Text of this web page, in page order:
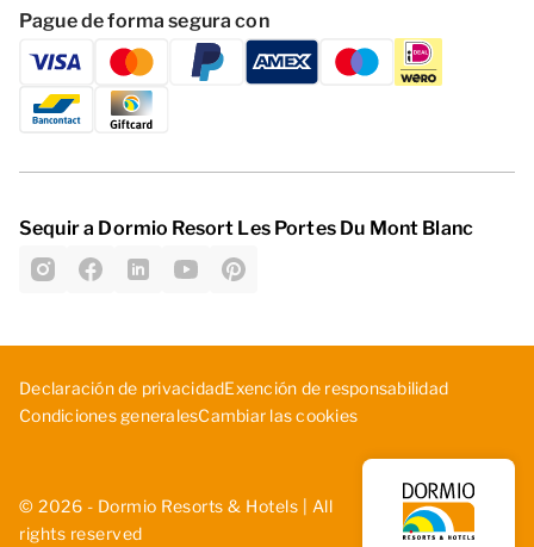
Pague de forma segura con
Sequir a Dormio Resort Les Portes Du Mont Blanc
© 2026 - Dormio Resorts & Hotels | All
rights reserved
D­ecl­ara­ció­n d­e p­riv­aci­dadExe­nci­ón ­de ­res­pon­sab­ili­dad
Con­dic­ion­es ­gen­era­lesCambiar las cookies